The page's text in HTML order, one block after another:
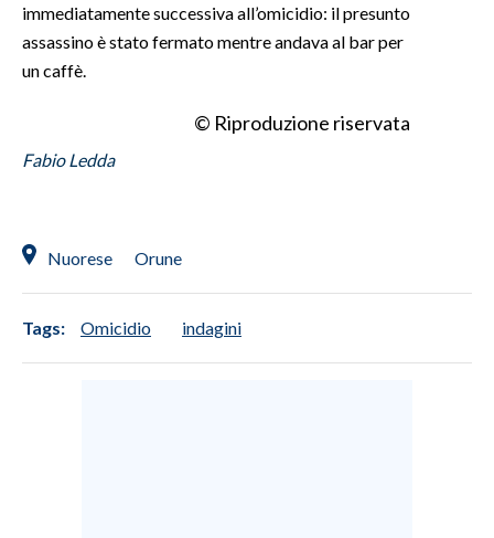
immediatamente successiva all’omicidio: il presunto
assassino è stato fermato mentre andava al bar per
un caffè.
© Riproduzione riservata
Fabio Ledda
Nuorese Orune
Tags: Omicidio indagini